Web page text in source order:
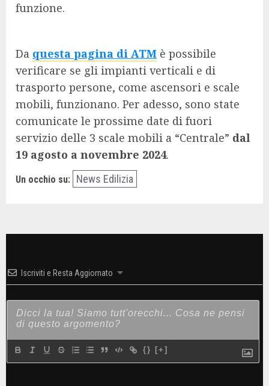
funzione.
Da questa pagina di ATM è possibile
verificare se gli impianti verticali e di
trasporto persone, come ascensori e scale
mobili, funzionano. Per adesso, sono state
comunicate le prossime date di fuori
servizio delle 3 scale mobili a “Centrale” dal
19 agosto a novembre 2024.
Un occhio su: News Edilizia
Iscriviti e Resta Aggiornato
{} [+]